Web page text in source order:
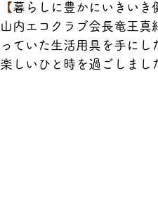
【暮らしに豊かにいきいき
山内エコクラブ会長竜王真
っていた生活用具を手にし
楽しいひと時を過ごしまし